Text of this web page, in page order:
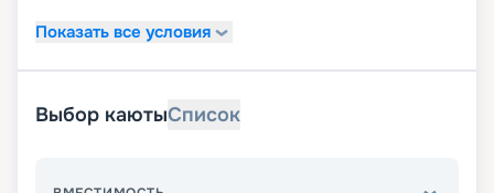
Показать все условия
Выбор каютыСписок